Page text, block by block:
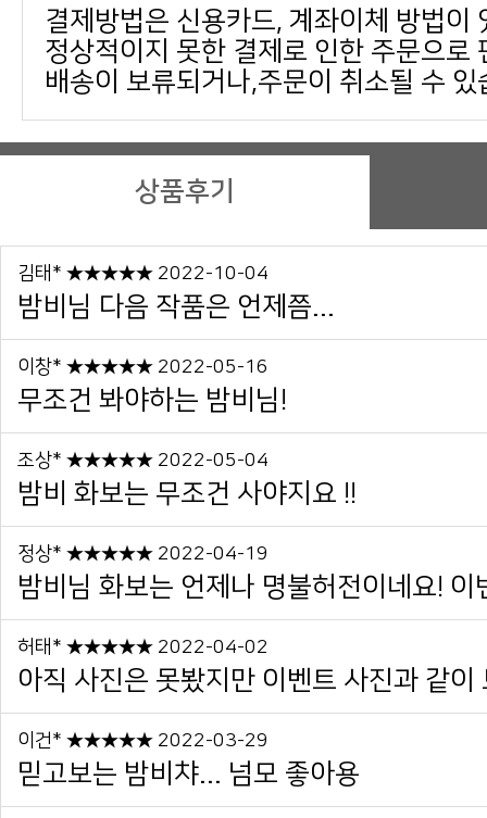
결제방법은 신용카드, 계좌이체 방법이
배송이 보류되거나,주문이 취소될 수 있
상품후기
김태* ★★★★★ 2022-10-04
밤비님 다음 작품은 언제쯤...
이창* ★★★★★ 2022-05-16
무조건 봐야하는 밤비님!
조상* ★★★★★ 2022-05-04
밤비 화보는 무조건 사야지요 !!
정상* ★★★★★ 2022-04-19
밤비님 화보는 언제나 명불허전이네요! 이
허태* ★★★★★ 2022-04-02
아직 사진은 못봤지만 이벤트 사진과 같이
이건* ★★★★★ 2022-03-29
믿고보는 밤비챠... 넘모 좋아용